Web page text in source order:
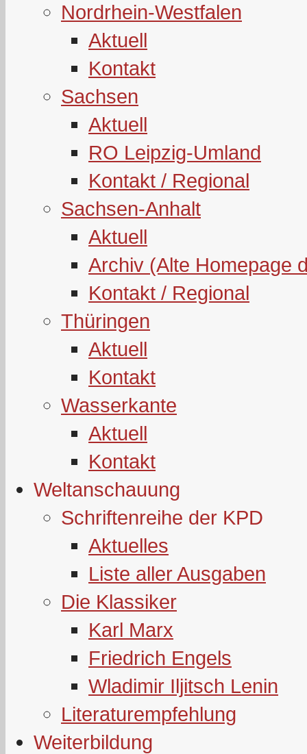
Nordrhein-Westfalen
Aktuell
Kontakt
Sachsen
Aktuell
RO Leipzig-Umland
Kontakt / Regional
Sachsen-Anhalt
Aktuell
Archiv (Alte Homepage
Kontakt / Regional
Thüringen
Aktuell
Kontakt
Wasserkante
Aktuell
Kontakt
Weltanschauung
Schriftenreihe der KPD
Aktuelles
Liste aller Ausgaben
Die Klassiker
Karl Marx
Friedrich Engels
Wladimir Iljitsch Lenin
Literaturempfehlung
Weiterbildung